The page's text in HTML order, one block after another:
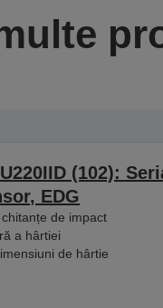
(102):
EDG
de impact
a hârtiei
de hârtie